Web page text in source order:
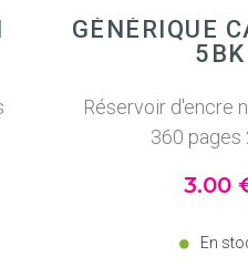
GÉNÉRIQUE
5BK
Réservoir d'encre
360 pages
3.00
En